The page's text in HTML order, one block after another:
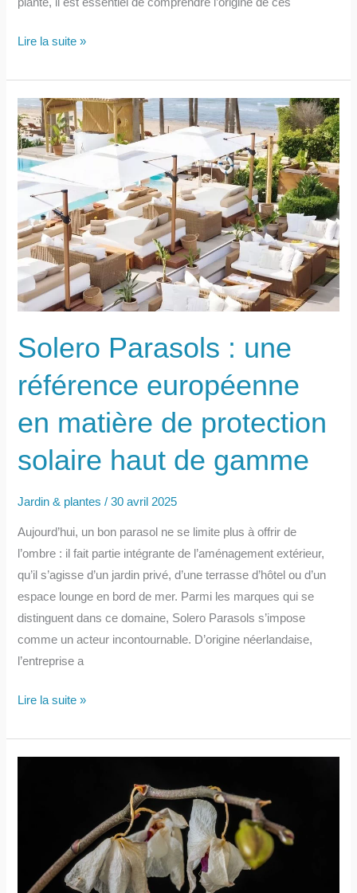
plante, il est essentiel de comprendre l’origine de ces
Comment
un
olivier
qui
a
des
feuilles
jaunes,
marron
ou
sèches
Lire la suite »
Solero Parasols : une
référence européenne
en matière de protection
solaire haut de gamme
Jardin & plantes /30 avril 2025
Aujourd’hui, un bon parasol ne se limite plus à offrir de
l’ombre : il fait partie intégrante de l’aménagement extérieur,
qu’il s’agisse d’un jardin privé, d’une terrasse d’hôtel ou d’un
espace lounge en bord de mer. Parmi les marques qui se
distinguent dans ce domaine, Solero Parasols s’impose
comme un acteur incontournable. D’origine néerlandaise,
l’entreprise a
Solero
:
Lire la suite »